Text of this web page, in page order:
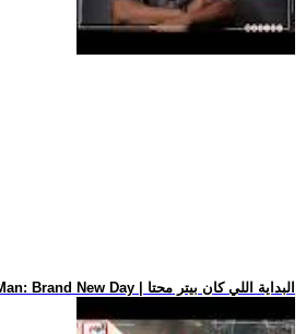
.. فيلم Spider-Man: Brand New Day | البداية اللي كان بيتر محتا